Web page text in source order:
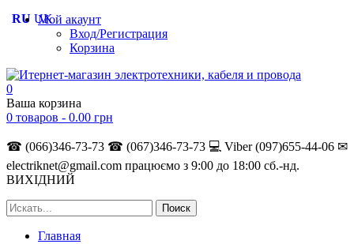
Мой акаунт
Вход/Регистрация
Корзина
0
Ваша корзина
0 товаров - 0.00 грн
☎ (066)346-73-73 ☎ (067)346-73-73 💻 Viber (097)655-44-06 ✉
electriknet@gmail.com працюємо з 9:00 до 18:00 сб.-нд.
ВИХІДНИЙ
Главная
RU UK